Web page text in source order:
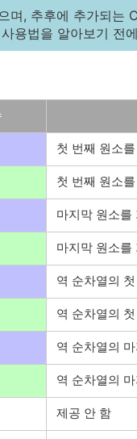
며, 추후에 추가되는
용법을 알아보기 전
첫 번째 원소
첫 번째 원소
마지막 원소를
마지막 원소를
역 순차열의
역 순차열의
역 순차열의
역 순차열의
제공 안 함